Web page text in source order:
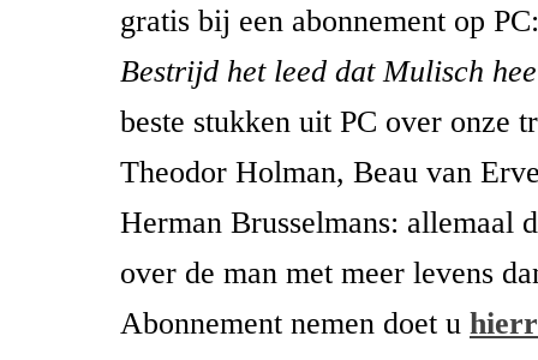
gratis bij een abonnement op
Bestrijd het leed dat Mulisch
beste stukken uit PC over onze
Theodor Holman, Beau van
Herman Brusselmans: allemaal
over de man met meer levens
Abonnement nemen doet u